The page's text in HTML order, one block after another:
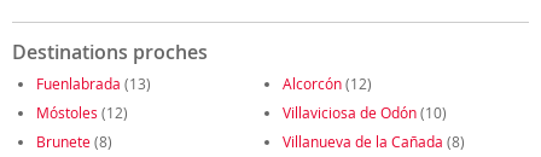
Destinations proches
Fuenlabrada (13) Alcorcón(12)
Móstoles (12) Villaviciosa de Odón(10)
Brunete(8) Villanueva de la Cañada (8)